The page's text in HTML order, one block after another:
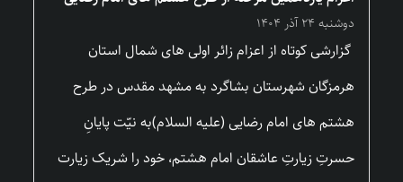
دوشنبه ۲۴ آذر ۱۴۰۴
گزارشی کوتاه از اعزام زائر اولی های شمال استان
هرمزگان شهرستان بشاگرد به مشهد مقدس در طرح
هشتم های امام رضایی (علیه السلام)به نیّت پایانِ
حسرتِ زیارتِ عاشقان امام هشتم، خود را شریک زیارت